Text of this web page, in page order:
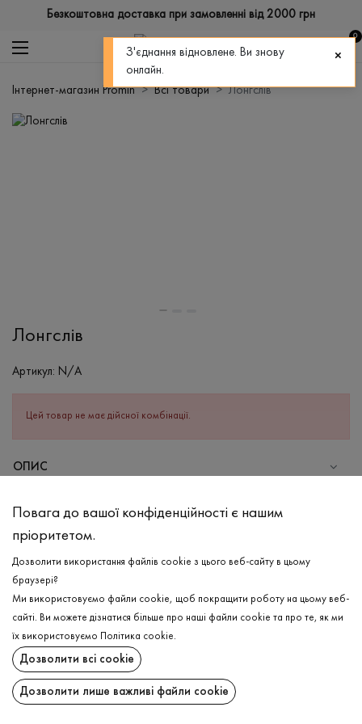
Безкоштовна доставка при замовленні від 2000 грн
0
Інтернет-магазин Promin Всі товари Лонгслів
Лонгслів
Артикул: N/A
Цей товар не має дійсної комбінації.
ОПИС
Віскоза - 95%, Еластан - 5%
Прання в холодній воді (до 30 ° C)
Відбілювання заборонено
Прасувати при середній температурі
Щадний віджим і сушка
Щадна хімчистка
ДОСТАВКА
ПОВЕРНЕННЯ
Повага до вашої конфіденційності є нашим
пріоритетом.
Дозволити використання файлів cookie з цього веб-сайту в цьому
браузері?
Ми використовуємо файли cookie, щоб покращити роботу на цьому веб-
сайті. Ви можете дізнатися більше про наші файли cookie та про те, як ми
їх використовуємо
Політика cookie.
Дозволити всі cookie
Дозволити лише важливі файли cookie
З'єднання відновлене. Ви знову
онлайн.